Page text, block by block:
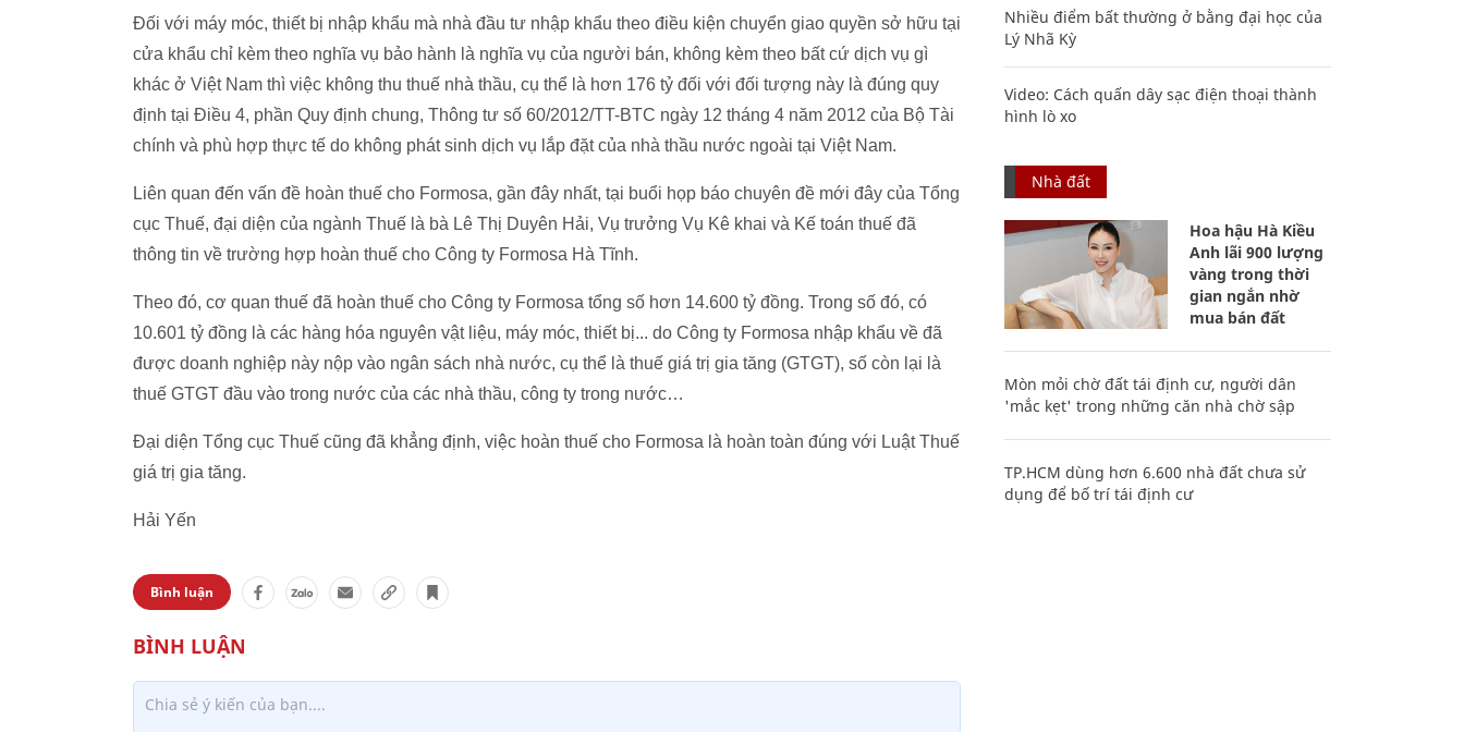
Đối với máy móc, thiết bị nhập khẩu mà nhà đầu tư nhập khẩu theo điều kiện chuyển giao quyền sở hữu tại
cửa khẩu chỉ kèm theo nghĩa vụ bảo hành là nghĩa vụ của người bán, không kèm theo bất cứ dịch vụ gì
khác ở Việt Nam thì việc không thu thuế nhà thầu, cụ thể là hơn 176 tỷ đối với đối tượng này là đúng quy
định tại Điều 4, phần Quy định chung, Thông tư số 60/2012/TT-BTC ngày 12 tháng 4 năm 2012 của Bộ Tài
chính và phù hợp thực tế do không phát sinh dịch vụ lắp đặt của nhà thầu nước ngoài tại Việt Nam.
Liên quan đến vấn đề hoàn thuế cho Formosa, gần đây nhất, tại buổi họp báo chuyên đề mới đây của Tổng
cục Thuế, đại diện của ngành Thuế là bà Lê Thị Duyên Hải, Vụ trưởng Vụ Kê khai và Kế toán thuế đã
thông tin về trường hợp hoàn thuế cho Công ty Formosa Hà Tĩnh.
Theo đó, cơ quan thuế đã hoàn thuế cho Công ty Formosa tổng số hơn 14.600 tỷ đồng. Trong số đó, có
10.601 tỷ đồng là các hàng hóa nguyên vật liệu, máy móc, thiết bị... do Công ty Formosa nhập khẩu về đã
được doanh nghiệp này nộp vào ngân sách nhà nước, cụ thể là thuế giá trị gia tăng (GTGT), số còn lại là
thuế GTGT đầu vào trong nước của các nhà thầu, công ty trong nước…
Đại diện Tổng cục Thuế cũng đã khẳng định, việc hoàn thuế cho Formosa là hoàn toàn đúng với Luật Thuế
giá trị gia tăng.
Hải Yến
Bình luận
Nhiều điểm bất thường ở bằng đại học của
Lý Nhã Kỳ
Video: Cách quấn dây sạc điện thoại thành
hình lò xo
Nhà đất
Hoa hậu Hà Kiều
Anh lãi 900 lượng
vàng trong thời
gian ngắn nhờ
mua bán đất
Mòn mỏi chờ đất tái định cư, người dân
'mắc kẹt' trong những căn nhà chờ sập
TP.HCM dùng hơn 6.600 nhà đất chưa sử
dụng để bố trí tái định cư